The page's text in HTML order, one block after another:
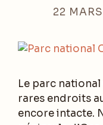
22
Le parc
rares endroits
encore intacte.